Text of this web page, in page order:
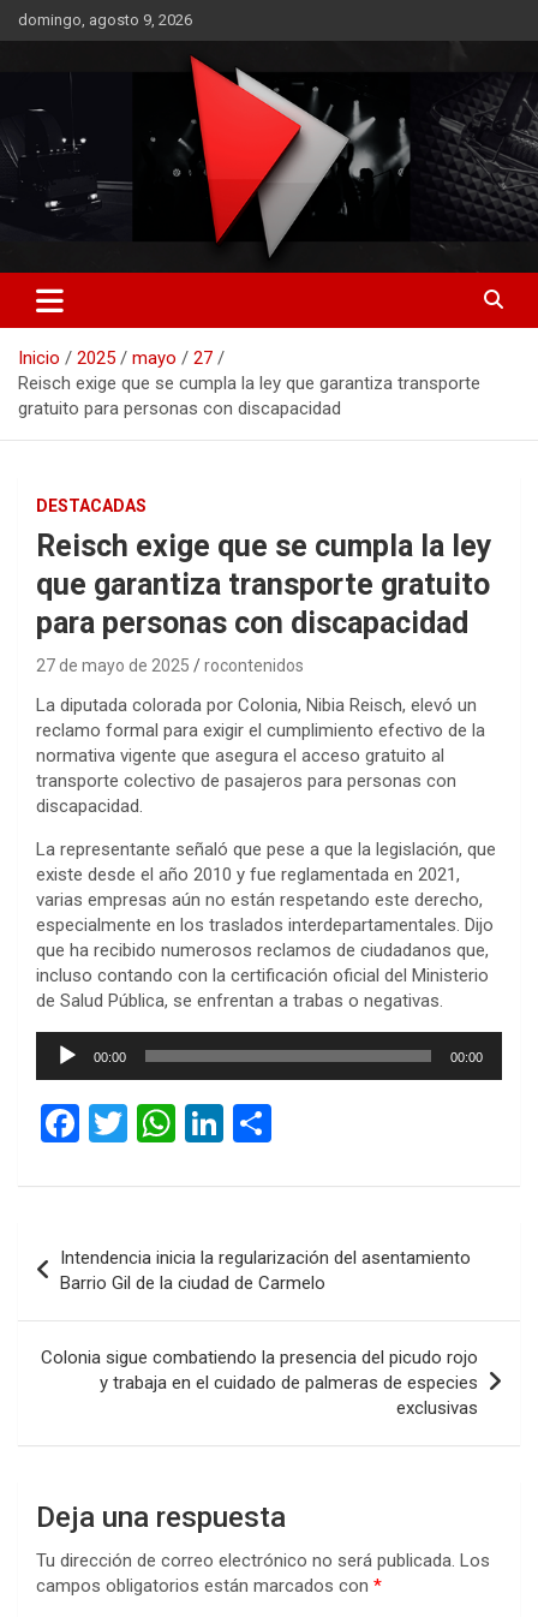
Saltar
al
domingo, agosto 9, 2026
RO CONTENIDOS
Inicio 2025 mayo
27
Reisch exige que se cumpla la ley que garantiza transporte
gratuito para personas con discapacidad
DESTACADAS
Reisch exige que se cumpla la ley
que garantiza transporte gratuito
para personas con discapacidad
27 de mayo de 2025 rocontenidos
La diputada colorada por Colonia, Nibia Reisch, elevó un
reclamo formal para exigir el cumplimiento efectivo de la
normativa vigente que asegura el acceso gratuito al
transporte colectivo de pasajeros para personas con
discapacidad.
La representante señaló que pese a que la legislación, que
existe desde el año 2010 y fue reglamentada en 2021,
varias empresas aún no están respetando este derecho,
especialmente en los traslados interdepartamentales. Dijo
que ha recibido numerosos reclamos de ciudadanos que,
incluso contando con la certificación oficial del Ministerio
de Salud Pública, se enfrentan a trabas o negativas.
Reproductor
00:00 00:00
F
ce
o
o
k
T
tt
W
at
A
p
p
Li
ke
n
m
ar
tir
de
entradas
Intendencia inicia la regularización del asentamiento
Barrio Gil de la ciudad de Carmelo
Colonia sigue combatiendo la presencia del picudo rojo
y trabaja en el cuidado de palmeras de especies
exclusivas
Deja una respuesta
Tu dirección de correo electrónico no será publicada. Los
campos obligatorios están marcados con *